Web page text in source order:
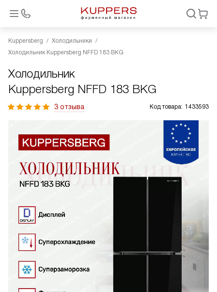
Kuppersberg
Холодильники
Холодильник Kuppersberg NFFD 183 BKG
Холодильник
Kuppersberg NFFD 183 BKG
3 отзыва Код товара: 1433593